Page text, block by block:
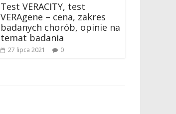
Test VERACITY, test
VERAgene – cena, zakres
badanych chorób, opinie na
temat badania
27 lipca 2021 0